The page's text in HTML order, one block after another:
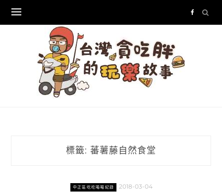
content
標籤: 蕃薯藤自然食堂
中正區吃吃喝喝紀錄 2018-03-04